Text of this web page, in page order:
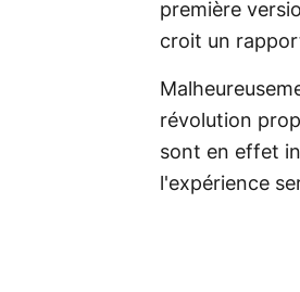
première
croit un
révolution
sont en effet
l'expérience